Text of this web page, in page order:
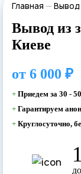
Главная — Вывод
Вывод из
Киеве
от 6 000 ₽
+ Приедем за 30 -
+ Гарантируем
+ Круглосуточно,
Ваше имя
Ваш
Наш
Ваше имя
Ваш